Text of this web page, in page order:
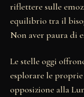
riflettere sulle
equilibrio tra il
Non aver paura di
Le stelle oggi
esplorare le
opposizione alla